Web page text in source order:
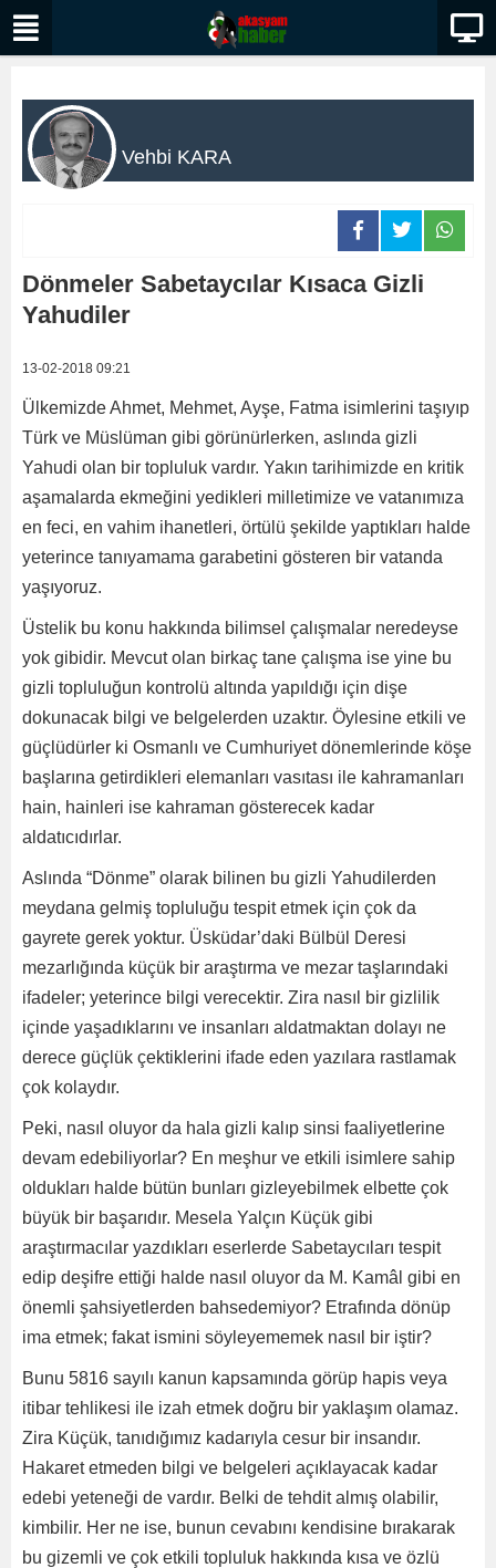
Vehbi KARA
Dönmeler Sabetaycılar Kısaca Gizli
Yahudiler
13-02-2018 09:21
Ülkemizde Ahmet, Mehmet, Ayşe, Fatma isimlerini taşıyıp
Türk ve Müslüman gibi görünürlerken, aslında gizli
Yahudi olan bir topluluk vardır. Yakın tarihimizde en kritik
aşamalarda ekmeğini yedikleri milletimize ve vatanımıza
en feci, en vahim ihanetleri, örtülü şekilde yaptıkları halde
yeterince tanıyamama garabetini gösteren bir vatanda
yaşıyoruz.
Üstelik bu konu hakkında bilimsel çalışmalar neredeyse
yok gibidir. Mevcut olan birkaç tane çalışma ise yine bu
gizli topluluğun kontrolü altında yapıldığı için dişe
dokunacak bilgi ve belgelerden uzaktır. Öylesine etkili ve
güçlüdürler ki Osmanlı ve Cumhuriyet dönemlerinde köşe
başlarına getirdikleri elemanları vasıtası ile kahramanları
hain, hainleri ise kahraman gösterecek kadar
aldatıcıdırlar.
Aslında “Dönme” olarak bilinen bu gizli Yahudilerden
meydana gelmiş topluluğu tespit etmek için çok da
gayrete gerek yoktur. Üsküdar’daki Bülbül Deresi
mezarlığında küçük bir araştırma ve mezar taşlarındaki
ifadeler; yeterince bilgi verecektir. Zira nasıl bir gizlilik
içinde yaşadıklarını ve insanları aldatmaktan dolayı ne
derece güçlük çektiklerini ifade eden yazılara rastlamak
çok kolaydır.
Peki, nasıl oluyor da hala gizli kalıp sinsi faaliyetlerine
devam edebiliyorlar? En meşhur ve etkili isimlere sahip
oldukları halde bütün bunları gizleyebilmek elbette çok
büyük bir başarıdır. Mesela Yalçın Küçük gibi
araştırmacılar yazdıkları eserlerde Sabetaycıları tespit
edip deşifre ettiği halde nasıl oluyor da M. Kamâl gibi en
önemli şahsiyetlerden bahsedemiyor? Etrafında dönüp
ima etmek; fakat ismini söyleyememek nasıl bir iştir?
Bunu 5816 sayılı kanun kapsamında görüp hapis veya
itibar tehlikesi ile izah etmek doğru bir yaklaşım olamaz.
Zira Küçük, tanıdığımız kadarıyla cesur bir insandır.
Hakaret etmeden bilgi ve belgeleri açıklayacak kadar
edebi yeteneği de vardır. Belki de tehdit almış olabilir,
kimbilir. Her ne ise, bunun cevabını kendisine bırakarak
bu gizemli ve çok etkili topluluk hakkında kısa ve özlü